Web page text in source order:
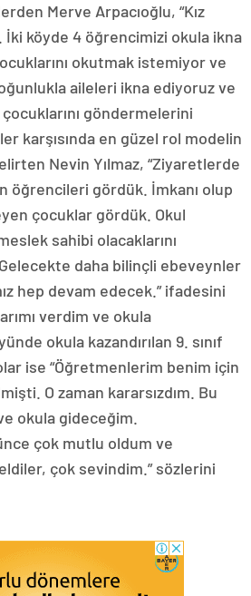
Merve Arpacıoğlu, “Kız
köyde 4 öğrencimizi okula ikna
okutmak istemiyor ve
aileleri ikna ediyoruz ve
çocuklarını göndermelerini
karşısında en güzel rol modelin
Nevin Yılmaz, “Ziyaretlerde
öğrencileri gördük. İmkanı olup
çocuklar gördük. Okul
sahibi olacaklarını
Gelecekte daha bilinçli ebeveynler
hep devam edecek.” ifadesini
verdim ve okula
okula kazandırılan 9. sınıf
ise “Öğretmenlerim benim için
O zaman kararsızdım. Bu
okula gideceğim.
çok mutlu oldum ve
çok sevindim.” sözlerini